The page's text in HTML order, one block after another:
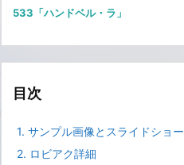
533「ハンドベル・ラ」
目次
1. サンプル画像とスライドショー
2. ロビアク詳細